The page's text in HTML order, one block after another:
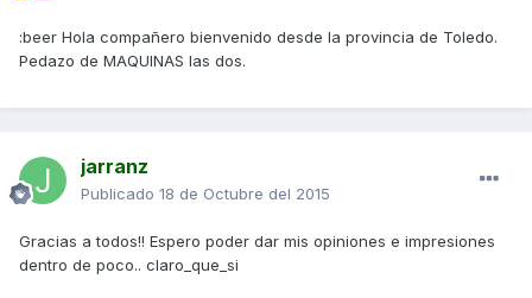
:beer Hola compañero bienvenido desde la provincia de Toledo.
Pedazo de MAQUINAS las dos.
jarranz
Publicado 18 de Octubre del 2015
Gracias a todos!! Espero poder dar mis opiniones e impresiones
dentro de poco.. claro_que_si